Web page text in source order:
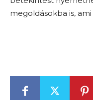
megoldásokba is,